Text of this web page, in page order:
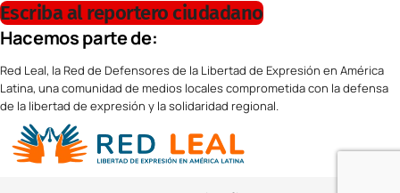
Escriba al reportero ciudadano
Hacemos parte de:
Red Leal, la Red de Defensores de la Libertad de Expresión en América
Latina, una comunidad de medios locales comprometida con la defensa
de la libertad de expresión y la solidaridad regional.